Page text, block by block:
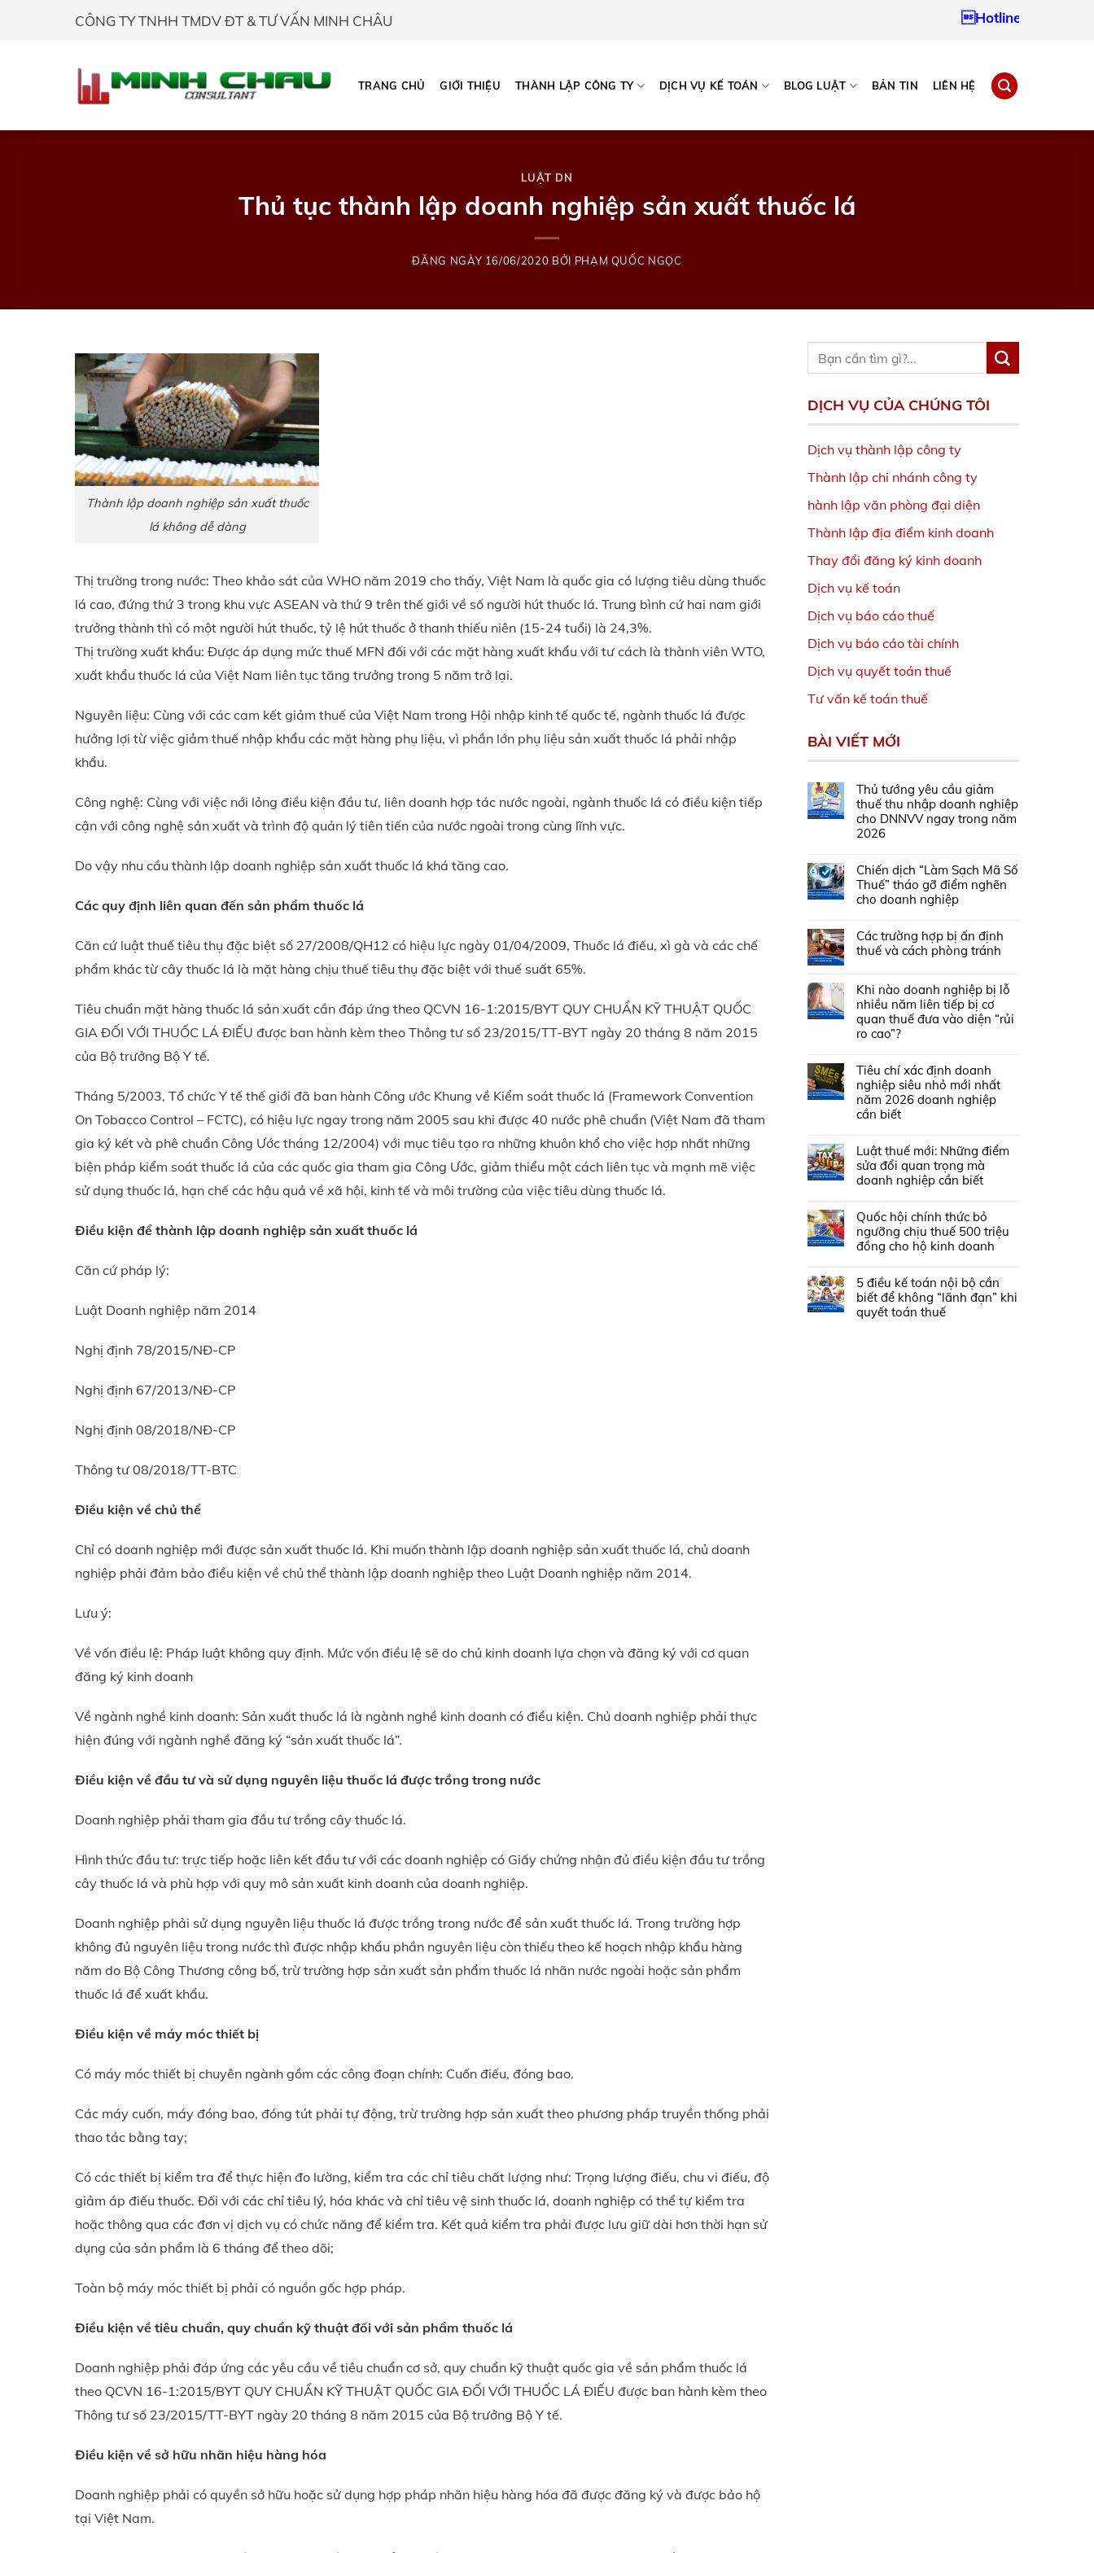
CÔNG TY TNHH TMDV ĐT & TƯ VẤN MINH CHÂU Hotline:0937967242
TRANG CHỦ GIỚI THIỆU THÀNH LẬP CÔNG TY DỊCH VỤ KẾ TOÁN BLOG LUẬT BẢN TIN LIÊN HỆ
LUẬT DN
Thủ tục thành lập doanh nghiệp sản xuất thuốc lá
ĐĂNG NGÀY 16/06/2020 BỞI PHẠM QUỐC NGỌC
Thành lập doanh nghiệp sản xuất thuốc
lá không dễ dàng
Thị trường trong nước: Theo khảo sát của WHO năm 2019 cho thấy, Việt Nam là quốc gia có lượng tiêu dùng thuốc
lá cao, đứng thứ 3 trong khu vực ASEAN và thứ 9 trên thế giới về số người hút thuốc lá. Trung bình cứ hai nam giới
trưởng thành thì có một người hút thuốc, tỷ lệ hút thuốc ở thanh thiếu niên (15-24 tuổi) là 24,3%.
Thị trường xuất khẩu: Được áp dụng mức thuế MFN đối với các mặt hàng xuất khẩu với tư cách là thành viên WTO,
xuất khẩu thuốc lá của Việt Nam liên tục tăng trưởng trong 5 năm trở lại.
Nguyên liệu: Cùng với các cam kết giảm thuế của Việt Nam trong Hội nhập kinh tế quốc tế, ngành thuốc lá được
hưởng lợi từ việc giảm thuế nhập khẩu các mặt hàng phụ liệu, vì phần lớn phụ liệu sản xuất thuốc lá phải nhập
khẩu.
Công nghệ: Cùng với việc nới lỏng điều kiện đầu tư, liên doanh hợp tác nước ngoài, ngành thuốc lá có điều kiện tiếp
cận với công nghệ sản xuất và trình độ quản lý tiên tiến của nước ngoài trong cùng lĩnh vực.
Do vậy nhu cầu thành lập doanh nghiệp sản xuất thuốc lá khá tăng cao.
Các quy định liên quan đến sản phẩm thuốc lá
Căn cứ luật thuế tiêu thụ đặc biệt số 27/2008/QH12 có hiệu lực ngày 01/04/2009, Thuốc lá điếu, xì gà và các chế
phẩm khác từ cây thuốc lá là mặt hàng chịu thuế tiêu thụ đặc biệt với thuế suất 65%.
Tiêu chuẩn mặt hàng thuốc lá sản xuất cần đáp ứng theo QCVN 16-1:2015/BYT QUY CHUẨN KỸ THUẬT QUỐC
GIA ĐỐI VỚI THUỐC LÁ ĐIẾU được ban hành kèm theo Thông tư số 23/2015/TT-BYT ngày 20 tháng 8 năm 2015
của Bộ trưởng Bộ Y tế.
Tháng 5/2003, Tổ chức Y tế thế giới đã ban hành Công ước Khung về Kiểm soát thuốc lá (Framework Convention
On Tobacco Control – FCTC), có hiệu lực ngay trong năm 2005 sau khi được 40 nước phê chuẩn (Việt Nam đã tham
gia ký kết và phê chuẩn Công Ước tháng 12/2004) với mục tiêu tạo ra những khuôn khổ cho việc hợp nhất những
biện pháp kiểm soát thuốc lá của các quốc gia tham gia Công Ước, giảm thiểu một cách liên tục và mạnh mẽ việc
sử dụng thuốc lá, hạn chế các hậu quả về xã hội, kinh tế và môi trường của việc tiêu dùng thuốc lá.
Điều kiện để thành lập doanh nghiệp sản xuất thuốc lá
Căn cứ pháp lý:
Luật Doanh nghiệp năm 2014
Nghị định 78/2015/NĐ-CP
Nghị định 67/2013/NĐ-CP
Nghị định 08/2018/NĐ-CP
Thông tư 08/2018/TT-BTC
Điều kiện về chủ thể
Chỉ có doanh nghiệp mới được sản xuất thuốc lá. Khi muốn thành lập doanh nghiệp sản xuất thuốc lá, chủ doanh
nghiệp phải đảm bảo điều kiện về chủ thể thành lập doanh nghiệp theo Luật Doanh nghiệp năm 2014.
Lưu ý:
Về vốn điều lệ: Pháp luật không quy định. Mức vốn điều lệ sẽ do chủ kinh doanh lựa chọn và đăng ký với cơ quan
đăng ký kinh doanh
Về ngành nghề kinh doanh: Sản xuất thuốc lá là ngành nghề kinh doanh có điều kiện. Chủ doanh nghiệp phải thực
hiện đúng với ngành nghề đăng ký “sản xuất thuốc lá”.
Điều kiện về đầu tư và sử dụng nguyên liệu thuốc lá được trồng trong nước
Doanh nghiệp phải tham gia đầu tư trồng cây thuốc lá.
Hình thức đầu tư: trực tiếp hoặc liên kết đầu tư với các doanh nghiệp có Giấy chứng nhận đủ điều kiện đầu tư trồng
cây thuốc lá và phù hợp với quy mô sản xuất kinh doanh của doanh nghiệp.
Doanh nghiệp phải sử dụng nguyên liệu thuốc lá được trồng trong nước để sản xuất thuốc lá. Trong trường hợp
không đủ nguyên liệu trong nước thì được nhập khẩu phần nguyên liệu còn thiếu theo kế hoạch nhập khẩu hàng
năm do Bộ Công Thương công bố, trừ trường hợp sản xuất sản phẩm thuốc lá nhãn nước ngoài hoặc sản phẩm
thuốc lá để xuất khẩu.
Điều kiện về máy móc thiết bị
Có máy móc thiết bị chuyên ngành gồm các công đoạn chính: Cuốn điếu, đóng bao.
Các máy cuốn, máy đóng bao, đóng tút phải tự động, trừ trường hợp sản xuất theo phương pháp truyền thống phải
thao tác bằng tay;
Có các thiết bị kiểm tra để thực hiện đo lường, kiểm tra các chỉ tiêu chất lượng như: Trọng lượng điếu, chu vi điếu, độ
giảm áp điếu thuốc. Đối với các chỉ tiêu lý, hóa khác và chỉ tiêu vệ sinh thuốc lá, doanh nghiệp có thể tự kiểm tra
hoặc thông qua các đơn vị dịch vụ có chức năng để kiểm tra. Kết quả kiểm tra phải được lưu giữ dài hơn thời hạn sử
dụng của sản phẩm là 6 tháng để theo dõi;
Toàn bộ máy móc thiết bị phải có nguồn gốc hợp pháp.
Điều kiện về tiêu chuẩn, quy chuẩn kỹ thuật đối với sản phẩm thuốc lá
Doanh nghiệp phải đáp ứng các yêu cầu về tiêu chuẩn cơ sở, quy chuẩn kỹ thuật quốc gia về sản phẩm thuốc lá
theo QCVN 16-1:2015/BYT QUY CHUẨN KỸ THUẬT QUỐC GIA ĐỐI VỚI THUỐC LÁ ĐIẾU được ban hành kèm theo
Thông tư số 23/2015/TT-BYT ngày 20 tháng 8 năm 2015 của Bộ trưởng Bộ Y tế.
Điều kiện về sở hữu nhãn hiệu hàng hóa
Doanh nghiệp phải có quyền sở hữu hoặc sử dụng hợp pháp nhãn hiệu hàng hóa đã được đăng ký và được bảo hộ
tại Việt Nam.
DỊCH VỤ CỦA CHÚNG TÔI
Dịch vụ thành lập công ty
Thành lập chi nhánh công ty
hành lập văn phòng đại diện
Thành lập địa điểm kinh doanh
Thay đổi đăng ký kinh doanh
Dịch vụ kế toán
Dịch vụ báo cáo thuế
Dịch vụ báo cáo tài chính
Dịch vụ quyết toán thuế
Tư vấn kế toán thuế
BÀI VIẾT MỚI
Thủ tướng yêu cầu giảm
thuế thu nhập doanh nghiệp
cho DNNVV ngay trong năm
2026
Chiến dịch “Làm Sạch Mã Số
Thuế” tháo gỡ điểm nghẽn
cho doanh nghiệp
Các trường hợp bị ấn định
thuế và cách phòng tránh
Khi nào doanh nghiệp bị lỗ
nhiều năm liên tiếp bị cơ
quan thuế đưa vào diện “rủi
ro cao”?
Tiêu chí xác định doanh
nghiệp siêu nhỏ mới nhất
năm 2026 doanh nghiệp
cần biết
Luật thuế mới: Những điểm
sửa đổi quan trọng mà
doanh nghiệp cần biết
Quốc hội chính thức bỏ
ngưỡng chịu thuế 500 triệu
đồng cho hộ kinh doanh
5 điều kế toán nội bộ cần
biết để không “lãnh đạn” khi
quyết toán thuế